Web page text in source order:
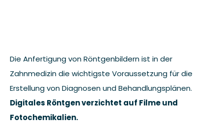
Die Anfertigung von Röntgenbildern ist in der
Zahnmedizin die wichtigste Voraussetzung für die
Erstellung von Diagnosen und Behandlungsplänen.
Digitales Röntgen verzichtet auf Filme und
Fotochemikalien.